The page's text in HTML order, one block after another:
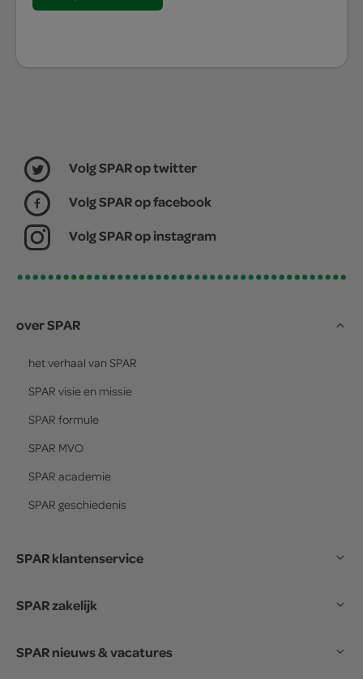
Volg SPAR op twitter
Volg SPAR op facebook
Volg SPAR op instagram
over SPAR
het verhaal van SPAR
SPAR visie en missie
SPAR formule
SPAR MVO
SPAR academie
SPAR geschiedenis
SPAR klantenservice
SPAR zakelijk
SPAR nieuws & vacatures